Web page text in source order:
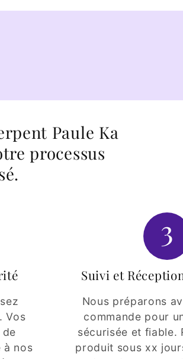
Paule Ka
processus
Vos
à nos
3
Suivi et
Nous préparons
commande pour
sécurisée et fiable.
produit sous xx